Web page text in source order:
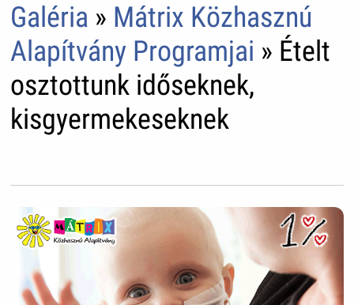
Galéria » Mátrix Közhasznú
Alapítvány Programjai » Ételt
osztottunk időseknek,
kisgyermekeseknek